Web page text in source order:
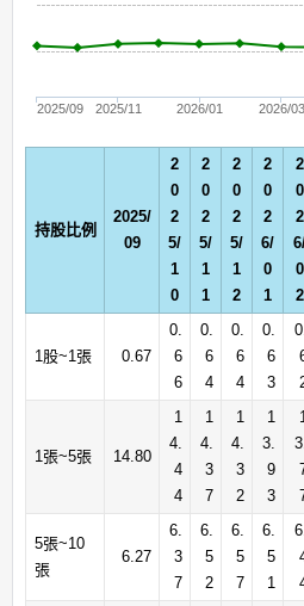
2025/09 2025/11 2026/01 2026/03
持股比例
2025/
09
2
0
2
5/
1
0
2
0
2
5/
1
1
2
0
2
5/
1
2
2
0
2
6/
0
1
2
0
2
0
2
1股~1張 0.67
0.
6
6
0.
6
4
0.
6
4
0.
6
3
1張~5張 14.80
1
4.
4
4
1
4.
3
7
1
4.
3
2
1
3.
9
3
5張~10
張
6.27
6.
3
7
6.
5
2
6.
5
7
6.
5
1